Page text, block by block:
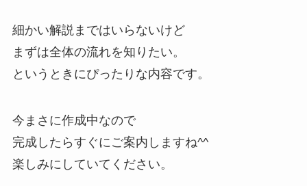
細かい解説まではいらないけど
まずは全体の流れを知りたい。
というときにぴったりな内容です。
今まさに作成中なので
完成したらすぐにご案内しますね^^
楽しみにしていてください。